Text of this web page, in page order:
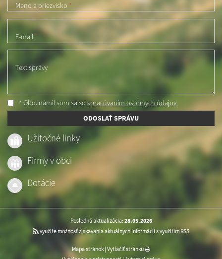
Meno a priezvisko *
E-mail *
Text správy
* Oboznámil som sa so spracúvaním osobných údajov
ODOSLAŤ SPRÁVU
Užitočné linky
Firmy v obci
Dotácie
Posledná aktualizácia: 28.05.2026
využite možnosť získavania aktuálnych informácií s využitím RSS
Mapa stránok| Vytlačiť stránku